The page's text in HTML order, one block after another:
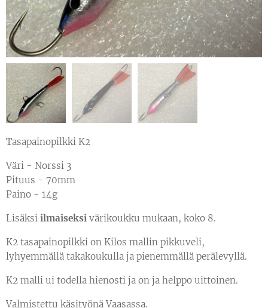
Tasapainopilkki K2
Väri - Norssi 3
Pituus - 70mm
Paino - 14g
Lisäksi ilmaiseksi värikoukku mukaan, koko 8.
K2 tasapainopilkki on Kilos mallin pikkuveli,
lyhyemmällä takakoukulla ja pienemmällä perälevyllä.
K2 malli ui todella hienosti ja on ja helppo uittoinen.
Valmistettu käsityönä Vaasassa.